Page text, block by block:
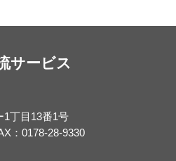
サービス
1丁目13番1号
：0178-28-9330